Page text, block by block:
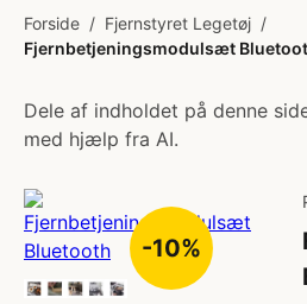
Forside / Fjernstyret Legetøj /
Fjernbetjeningsmodulsæt
Dele af indholdet på denne
med hjælp fra AI.
-10%